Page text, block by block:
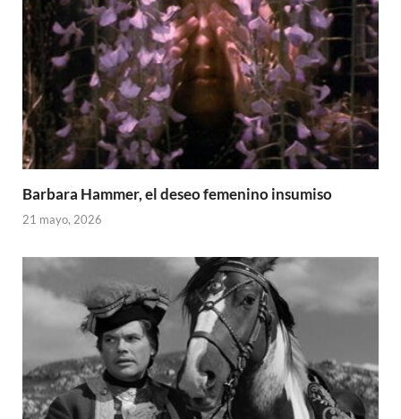
Barbara Hammer, el deseo femenino insumiso
21 mayo, 2026